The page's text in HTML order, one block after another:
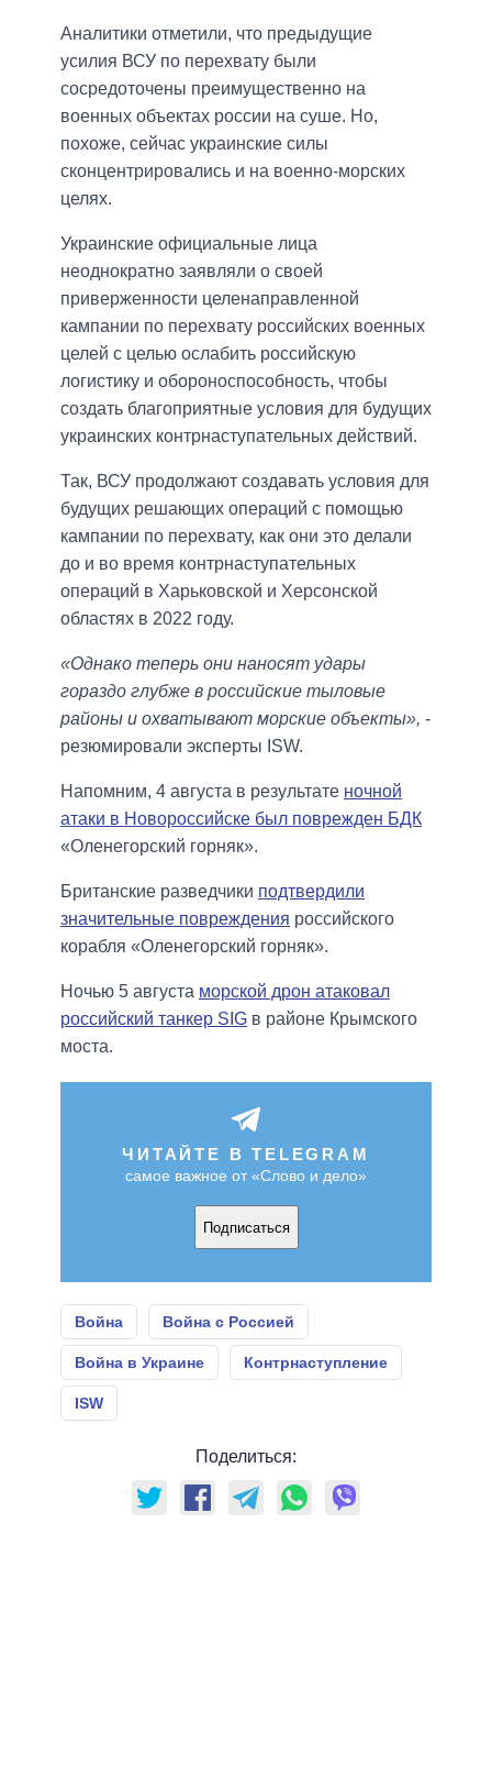
Аналитики отметили, что предыдущие
усилия ВСУ по перехвату были
сосредоточены преимущественно на
военных объектах россии на суше. Но,
похоже, сейчас украинские силы
сконцентрировались и на военно-морских
целях.
Украинские официальные лица
неоднократно заявляли о своей
приверженности целенаправленной
кампании по перехвату российских военных
целей с целью ослабить российскую
логистику и обороноспособность, чтобы
создать благоприятные условия для будущих
украинских контрнаступательных действий.
Так, ВСУ продолжают создавать условия для
будущих решающих операций с помощью
кампании по перехвату, как они это делали
до и во время контрнаступательных
операций в Харьковской и Херсонской
областях в 2022 году.
«Однако теперь они наносят удары
гораздо глубже в российские тыловые
районы и охватывают морские объекты», -
резюмировали эксперты ISW.
Напомним, 4 августа в результате ночной
атаки в Новороссийске был поврежден БДК
«Оленегорский горняк».
Британские разведчики подтвердили
значительные повреждения российского
корабля «Оленегорский горняк».
Ночью 5 августа морской дрон атаковал
российский танкер SIG в районе Крымского
моста.
ЧИТАЙТЕ В TELEGRAM
самое важное от «Слово и дело»
Подписаться
Война Война с Россией
Война в Украине Контрнаступление
ISW
Поделиться: